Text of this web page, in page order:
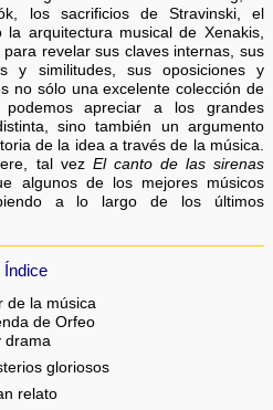
los sacrificios de Stravinski, el
arquitectura musical de Xenakis,
revelar sus claves internas, sus
y similitudes, sus oposiciones y
no sólo una excelente colección de
podemos apreciar a los grandes
sino también un argumento
de la idea a través de la música.
tal vez El canto de las sirenas
algunos de los mejores músicos
a lo largo de los últimos
Índice
de la música
de Orfeo
drama
gloriosos
relato